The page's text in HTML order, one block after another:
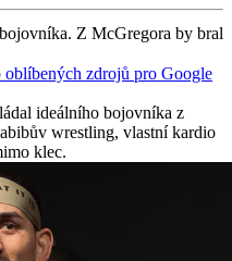
Z McGregora by bral
oblíbených zdrojů pro Google
ideálního bojovníka z
wrestling, vlastní kardio
klec.